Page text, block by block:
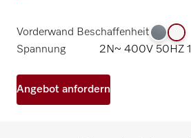
Vorderwand Beschaffenheit
Spannung
2N~ 400V 50HZ
Angebot anfordern